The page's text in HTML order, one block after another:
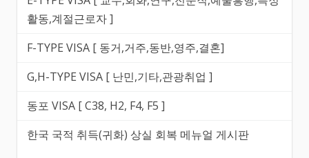
활동,계절근로자 ]
F-TYPE VISA [ 동거,거주,동반,영주,결혼]
G,H-TYPE VISA [ 난민,기타,관광취업 ]
동포 VISA [ C38, H2, F4, F5 ]
한국 국적 취득(귀화) 상실 회복 메뉴얼 게시판